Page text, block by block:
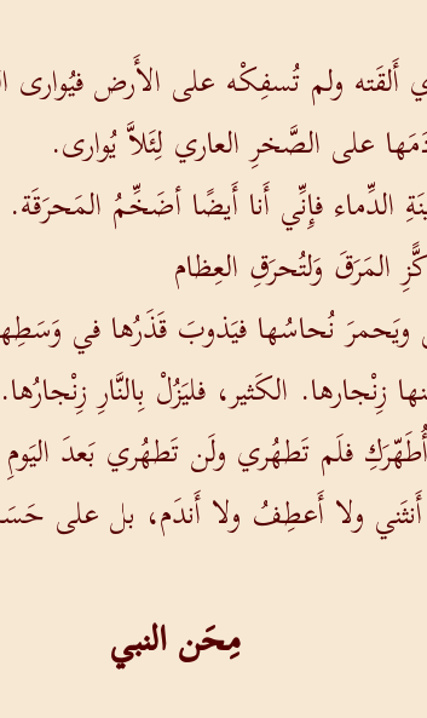
ولم تُسفِكْه على الأَرض فيُوارى
على الصَّخرِ العاري لِئَلاَّ يُوارى.
فإِنِّي أَنا أَيضًا أضَخِّمُ المَحرَقَة.
المَرَقَ وَلتُحرَقِ العِظام
نُحاسُها فيَذوبَ قَذَرُها في
الكَثير، فليَزُلْ بِالنَّارِ زِنْجارُها.
فلَم تَطهُري ولَن تَطهُري بَعدَ
ولا أَعطِفُ ولا أَندَم، بل على
مِحَن النبي